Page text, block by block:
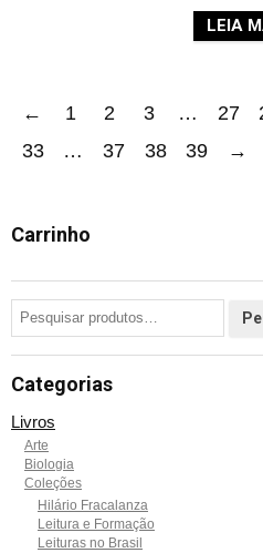
LEIA
← 1 2 3 … 27
33
… 37 38 39 →
Carrinho
Categorias
Livros
Arte
Biologia
Coleções
Hilário Fracalanza
Leitura e Formação
Leituras no Brasil